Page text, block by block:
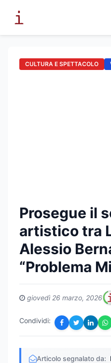
CULTURA E SPETTACOLO
Prosegue il
artistico tra
Alessio
“Problema
giovedì 26 marzo, 2026
Condividi:
Articolo segnalato da: